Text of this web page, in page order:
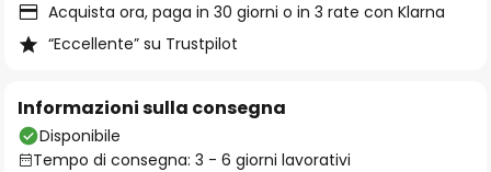
Acquista ora, paga in 30 giorni o in 3 rate con Klarna
“Eccellente” su Trustpilot
Informazioni sulla consegna
Disponibile
Tempo di consegna: 3 - 6 giorni lavorativi